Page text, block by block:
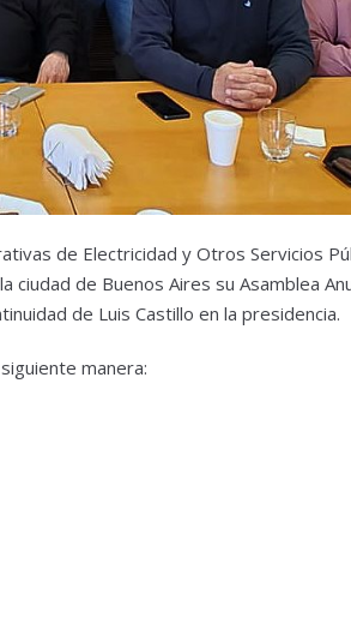
de Electricidad y Otros Servicios
de Buenos Aires su Asamblea
de Luis Castillo en la presidencia.
manera: